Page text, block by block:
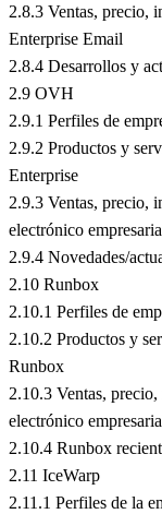
2.8.3 Ventas, precio,
Enterprise Email
2.8.4 Desarrollos y
2.9 OVH
2.9.1 Perfiles de
2.9.2 Productos y
Enterprise
2.9.3 Ventas, precio,
electrónico
2.9.4 Novedades/
2.10 Runbox
2.10.1 Perfiles de
2.10.2 Productos y
Runbox
2.10.3 Ventas,
electrónico
2.10.4 Runbox
2.11 IceWarp
2.11.1 Perfiles de la